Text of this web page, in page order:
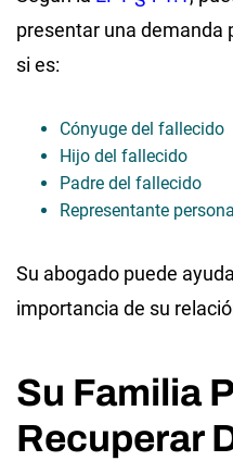
presentar una demanda
si es:
Cónyuge del fallecido
Hijo del fallecido
Padre del fallecido
Representante
Su abogado puede
importancia de su
Su Familia
Recuperar